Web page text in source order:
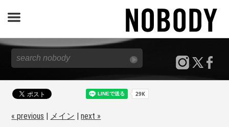
JOURNAL
SPECIAL
REPORT
« previous メイン |next »